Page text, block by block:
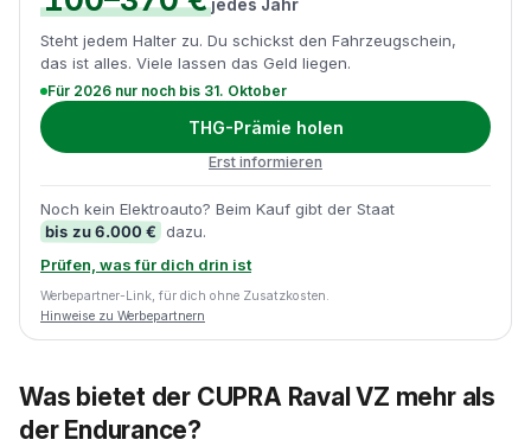
jedes Jahr
Steht jedem Halter zu. Du schickst den Fahrzeugschein,
das ist alles. Viele lassen das Geld liegen.
Für 2026 nur noch bis 31. Oktober
THG-Prämie holen
Erst informieren
Noch kein Elektroauto? Beim Kauf gibt der Staat
bis zu 6.000 € dazu.
Prüfen, was für dich drin ist
Werbepartner-Link, für dich ohne Zusatzkosten.
Hinweise zu Werbepartnern
Was bietet der CUPRA Raval VZ mehr als
der Endurance?